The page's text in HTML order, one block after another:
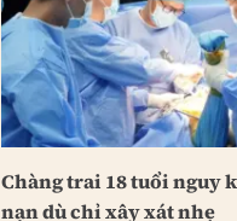
Chàng trai 18 tuổi nguy
nạn dù chỉ xây xát nhẹ